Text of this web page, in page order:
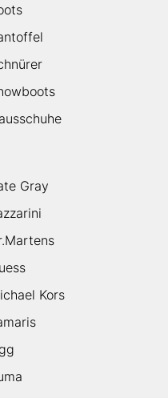
Gray
Kors